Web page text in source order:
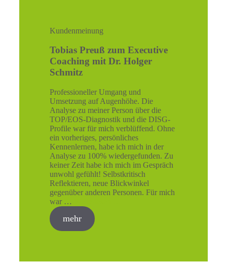
Kundenmeinung
Tobias Preuß zum Executive
Coaching mit Dr. Holger
Schmitz
Professioneller Umgang und
Umsetzung auf Augenhöhe. Die
Analyse zu meiner Person über die
TOP/EOS-Diagnostik und die DISG-
Profile war für mich verblüffend. Ohne
ein vorheriges, persönliches
Kennenlernen, habe ich mich in der
Analyse zu 100% wiedergefunden. Zu
keiner Zeit habe ich mich im Gespräch
unwohl gefühlt! Selbstkritisch
Reflektieren, neue Blickwinkel
gegenüber anderen Personen. Für mich
war …
mehr